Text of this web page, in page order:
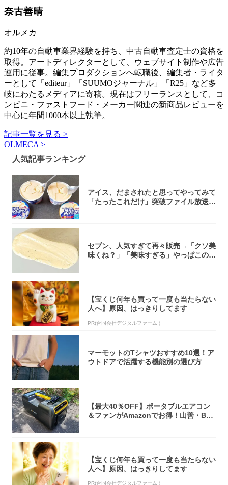
奈古善晴
オルメカ
約10年の自動車業界経験を持ち、中古自動車査定士の資格を
取得。アートディレクターとして、ウェブサイト制作や広告
運用に従事。編集プロダクションへ転職後、編集者・ライタ
ーとして「editeur」「SUUMOジャーナル」「R25」など多
岐にわたるメディアに寄稿。現在はフリーランスとして、コ
ンビニ・ファストフード・メーカー関連の新商品レビューを
中心に年間1000本以上執筆。
記事一覧を見る >
OLMECA >
人気記事ランキング
アイス、だまされたと思ってやってみて
「たったこれだけ」突破ファイル放送で
セブン、人気すぎて再々販売→「クソ美
味くね？」「美味すぎる」やっぱこのク
【宝くじ何年も買って一度も当たらない
人へ】原因、はっきりしてます
PR(合同会社デジタルファーム )
マーモットのTシャツおすすめ10選！ア
ウトドアで活躍する機能別の選び方
【最大40％OFF】ポータブルエアコン
＆ファンがAmazonでお得！山善・Bo
【宝くじ何年も買って一度も当たらない
人へ】原因、はっきりしてます
PR(合同会社デジタルファーム )